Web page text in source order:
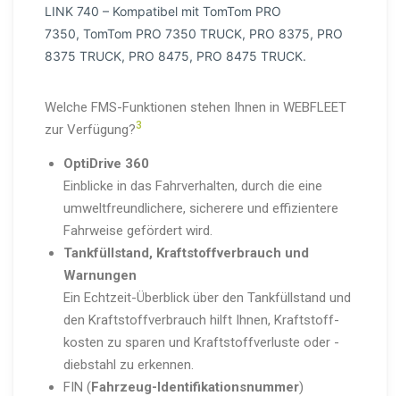
LINK 740 – Kompatibel mit TomTom PRO
7350, TomTom PRO 7350 TRUCK, PRO 8375, PRO
8375 TRUCK, PRO 8475, PRO 8475 TRUCK.
Welche FMS-Funk­tionen stehen Ihnen in WEBFLEET
zur Verfügung?3
OptiDrive 360
Einblicke in das Fahrver­halten, durch die eine
umwelt­freund­li­chere, sicherere und effizi­entere
Fahrweise gefördert wird.
Tankfüll­stand, Kraft­stoff­ver­brauch und
Warnungen
Ein Echtzeit-Über­blick über den Tankfüll­stand und
den Kraft­stoff­ver­brauch hilft Ihnen, Kraft­stoff­
kosten zu sparen und Kraft­stoff­ver­luste oder -
diebstahl zu erkennen.
FIN (Fahrzeu­g-I­den­ti­fi­ka­ti­ons­nummer)